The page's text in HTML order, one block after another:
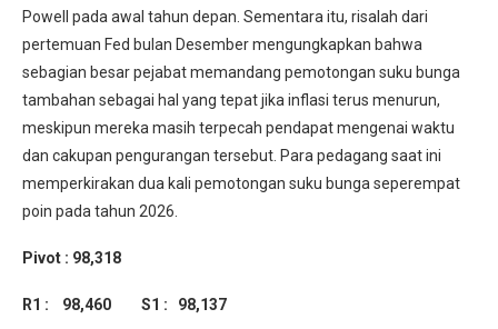
Powell pada awal tahun depan. Sementara itu, risalah dari
pertemuan Fed bulan Desember mengungkapkan bahwa
sebagian besar pejabat memandang pemotongan suku bunga
tambahan sebagai hal yang tepat jika inflasi terus menurun,
meskipun mereka masih terpecah pendapat mengenai waktu
dan cakupan pengurangan tersebut. Para pedagang saat ini
memperkirakan dua kali pemotongan suku bunga seperempat
poin pada tahun 2026.
Pivot : 98,318
R1 : 98,460 S1 : 98,137